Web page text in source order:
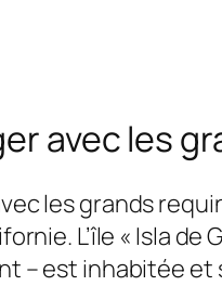
avec les
les grands
L’île « Isla
– est inhabitée et